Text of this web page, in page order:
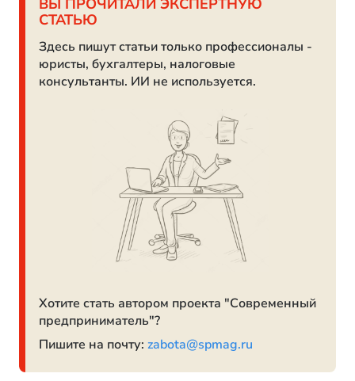
ВЫ ПРОЧИТАЛИ ЭКСПЕРТНУЮ
СТАТЬЮ
Здесь пишут статьи только профессионалы -
юристы, бухгалтеры, налоговые
консультанты. ИИ не используется.
Хотите стать автором проекта "Современный
предприниматель"?
Пишите на почту: zabota@spmag.ru